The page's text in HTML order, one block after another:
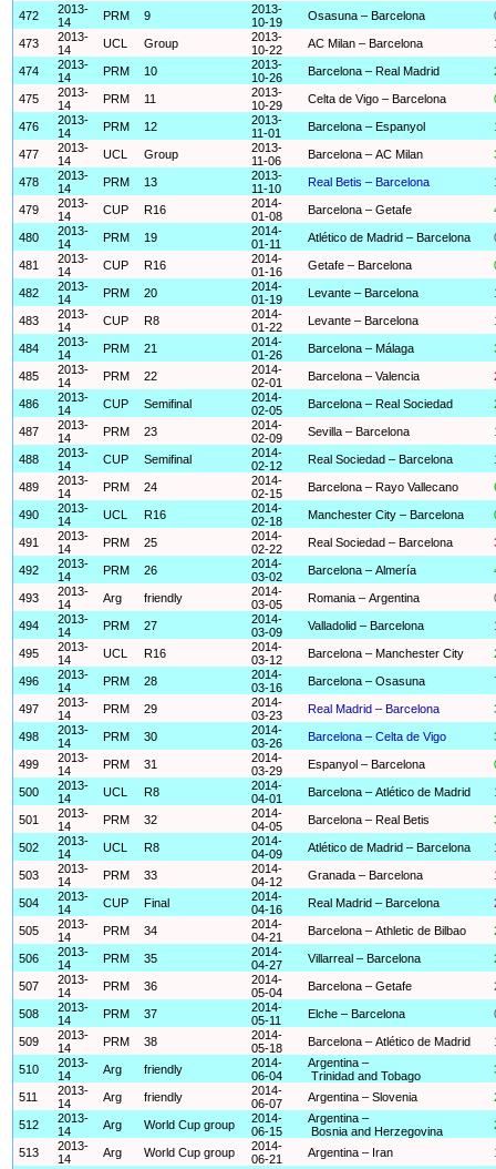
472
2013-
14
PRM 9
2013-
10-19
Osasuna – Barcelona
473
2013-
14
UCL Group
2013-
10-22
AC Milan – Barcelona
474
2013-
14
PRM 10
2013-
10-26
Barcelona – Real Madrid
475
2013-
14
PRM 11
2013-
10-29
Celta de Vigo – Barcelona
476
2013-
14
PRM 12
2013-
11-01
Barcelona – Espanyol
477
2013-
14
UCL Group
2013-
11-06
Barcelona – AC Milan
478
2013-
14
PRM 13
2013-
11-10
Real Betis – Barcelona
479
2013-
14
CUP R16
2014-
01-08
Barcelona – Getafe
480
2013-
14
PRM 19
2014-
01-11
Atlético de Madrid – Barcelona
481
2013-
14
CUP R16
2014-
01-16
Getafe – Barcelona
482
2013-
14
PRM 20
2014-
01-19
Levante – Barcelona
483
2013-
14
CUP R8
2014-
01-22
Levante – Barcelona
484
2013-
14
PRM 21
2014-
01-26
Barcelona – Málaga
485
2013-
14
PRM 22
2014-
02-01
Barcelona – Valencia
486
2013-
14
CUP Semifinal
2014-
02-05
Barcelona – Real Sociedad
487
2013-
14
PRM 23
2014-
02-09
Sevilla – Barcelona
488
2013-
14
CUP Semifinal
2014-
02-12
Real Sociedad – Barcelona
489
2013-
14
PRM 24
2014-
02-15
Barcelona – Rayo Vallecano
490
2013-
14
UCL R16
2014-
02-18
Manchester City – Barcelona
491
2013-
14
PRM 25
2014-
02-22
Real Sociedad – Barcelona
492
2013-
14
PRM 26
2014-
03-02
Barcelona – Almería
493
2013-
14
Arg friendly
2014-
03-05
Romania – Argentina
494
2013-
14
PRM 27
2014-
03-09
Valladolid – Barcelona
495
2013-
14
UCL R16
2014-
03-12
Barcelona – Manchester City
496
2013-
14
PRM 28
2014-
03-16
Barcelona – Osasuna
497
2013-
14
PRM 29
2014-
03-23
Real Madrid – Barcelona
498
2013-
14
PRM 30
2014-
03-26
Barcelona – Celta de Vigo
499
2013-
14
PRM 31
2014-
03-29
Espanyol – Barcelona
500
2013-
14
UCL R8
2014-
04-01
Barcelona – Atlético de Madrid
501
2013-
14
PRM 32
2014-
04-05
Barcelona – Real Betis
502
2013-
14
UCL R8
2014-
04-09
Atlético de Madrid – Barcelona
503
2013-
14
PRM 33
2014-
04-12
Granada – Barcelona
504
2013-
14
CUP Final
2014-
04-16
Real Madrid – Barcelona
505
2013-
14
PRM 34
2014-
04-21
Barcelona – Athletic de Bilbao
506
2013-
14
PRM 35
2014-
04-27
Villarreal – Barcelona
507
2013-
14
PRM 36
2014-
05-04
Barcelona – Getafe
508
2013-
14
PRM 37
2014-
05-11
Elche – Barcelona
509
2013-
14
PRM 38
2014-
05-18
Barcelona – Atlético de Madrid
510
2013-
14
Arg friendly
2014-
06-04
Argentina –
Trinidad and Tobago
511
2013-
14
Arg friendly
2014-
06-07
Argentina – Slovenia
512
2013-
14
Arg World Cup group
2014-
06-15
Argentina –
Bosnia and Herzegovina
513
2013-
14
Arg World Cup group
2014-
06-21
Argentina – Iran